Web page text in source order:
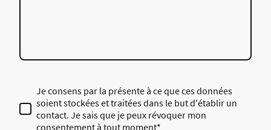
Je consens par la présente à ce que ces données
soient stockées et traitées dans le but d'établir un
contact. Je sais que je peux révoquer mon
consentement à tout moment*